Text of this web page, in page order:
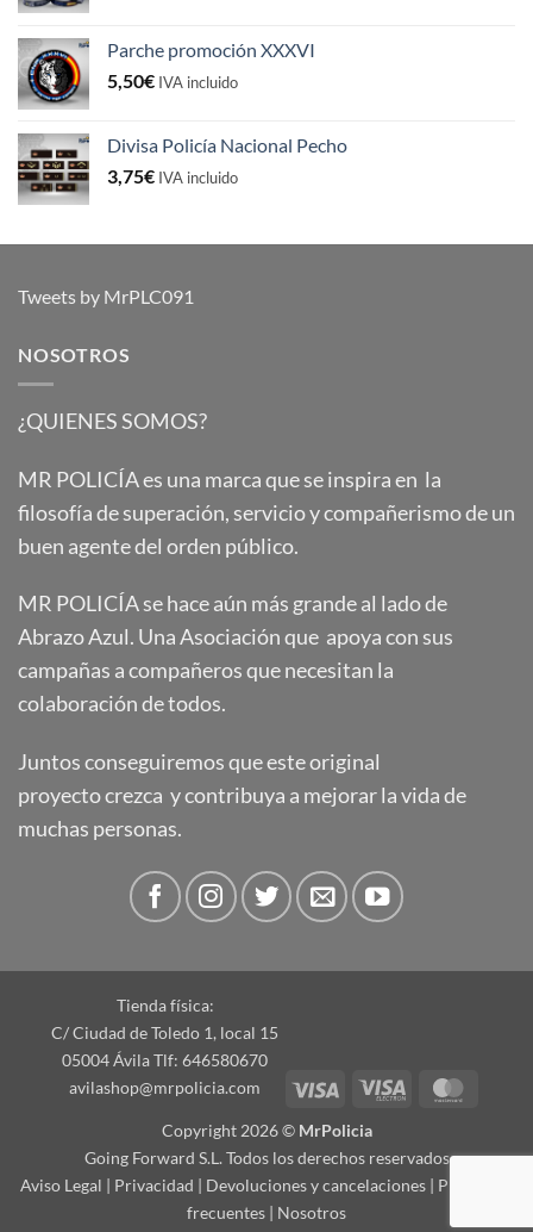
Parche promoción XXXVI
5,50€ IVA incluido
Divisa Policía Nacional Pecho
3,75€ IVA incluido
Tweets by MrPLC091
NOSOTROS
¿QUIENES SOMOS?
MR POLICÍA es una marca que se inspira en la
filosofía de superación, servicio y compañerismo de un
buen agente del orden público.
MR POLICÍA se hace aún más grande al lado de
Abrazo Azul. Una Asociación que apoya con sus
campañas a compañeros que necesitan la
colaboración de todos.
Juntos conseguiremos que este original
proyecto crezca y contribuya a mejorar la vida de
muchas personas.
Tienda física:
C/ Ciudad de Toledo 1, local 15
05004 Ávila Tlf: 646580670
avilashop@mrpolicia.com
Visa
Visa
Copyright 2026 © MrPolicia
Going Forward S.L. Todos los derechos reservados
Aviso Legal | Privacidad | Devoluciones y cancelaciones | Preguntas
frecuentes | Nosotros